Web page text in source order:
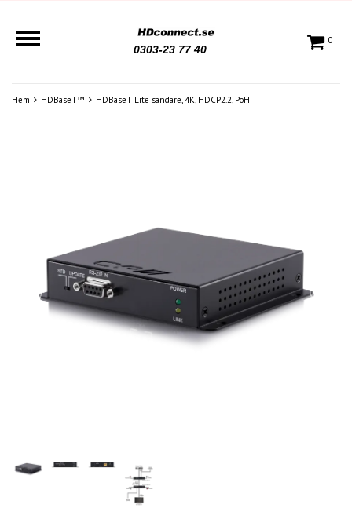
0303-23 77 40
0
Hem HDBaseT™ HDBaseT Lite sändare, 4K, HDCP2.2, PoH